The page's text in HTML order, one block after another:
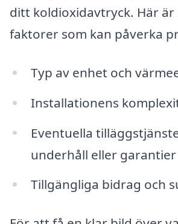
ditt koldioxidavtryck. Här är
faktorer som kan påverka
Typ av enhet och
Installationens
Eventuella
underhåll eller garantier
Tillgängliga bidrag och